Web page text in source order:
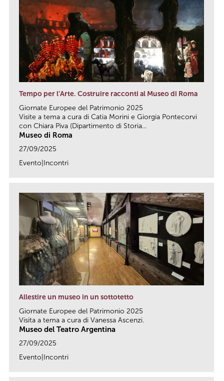
Tempo per l’Arte. Costruire racconti al Museo di Roma
Giornate Europee del Patrimonio 2025
Visite a tema a cura di Catia Morini e Giorgia Pontecorvi
con Chiara Piva (Dipartimento di Storia...
Museo di Roma
27/09/2025
Evento|Incontri
Allestire un museo in un sottotetto
Giornate Europee del Patrimonio 2025
Visita a tema a cura di Vanessa Ascenzi.
Museo del Teatro Argentina
27/09/2025
Evento|Incontri